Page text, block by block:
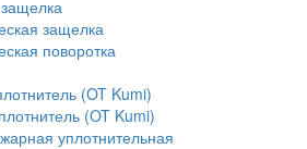
защелка
поворотка
(OT Kumi)
(OT Kumi)
уплотнительная